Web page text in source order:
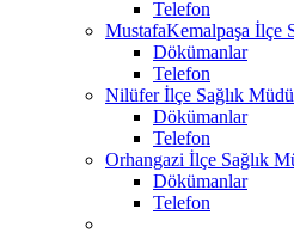
Telefon
MustafaKemalpaşa İlçe
Dökümanlar
Telefon
Nilüfer İlçe Sağlık
Dökümanlar
Telefon
Orhangazi İlçe Sağlık
Dökümanlar
Telefon